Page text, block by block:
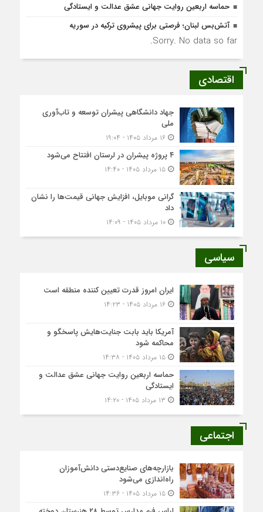
حماسه اربعین روایت جهانی عشق عدالت و ایستادگی
آتش‌بس لبنان؛ فرصتی برای پیشروی ترکیه در سوریه
Sorry. No data so far.
اقتصادی
جهاد دانشگاهی پیشران توسعه و تاب‌آوری
ملی
۱۶ مرداد ۱۴۰۵ - ۱۹:۰۴
۴ پروژه پیشران در لرستان افتتاح می‌شود
۱۵ مرداد ۱۴۰۵ - ۱۴:۴۰
گرانی موبایل، افزایش جهانی قیمت‌ها را نشان
داد
۱۰ مرداد ۱۴۰۵ - ۱۴:۰۹
سیاسی
ایران امروز قدرت تعیین کننده منطقه است
۱۶ مرداد ۱۴۰۵ - ۱۴:۲۳
آمریکا باید بابت جنایت‌هایش پاسخگو و
محاکمه شود
۱۵ مرداد ۱۴۰۵ - ۱۴:۳۸
حماسه اربعین روایت جهانی عشق عدالت و
ایستادگی
اجتماعی
بازارچه‌های صنایع‌دستی دانش‌آموزان
راه‌اندازی می‌شود
۱۵ مرداد ۱۴۰۵ - ۱۴:۳۶